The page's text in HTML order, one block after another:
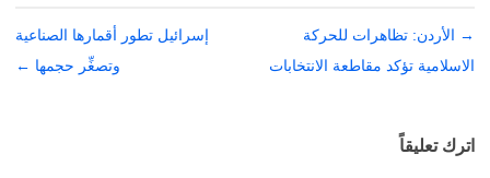
تصفّح
المقالات
→ الأردن: تظاهرات للحركة
الاسلامية تؤكد مقاطعة الانتخابات
إسرائيل تطور أقمارها الصناعية
وتصغِّر حجمها ←
اترك تعليقاً